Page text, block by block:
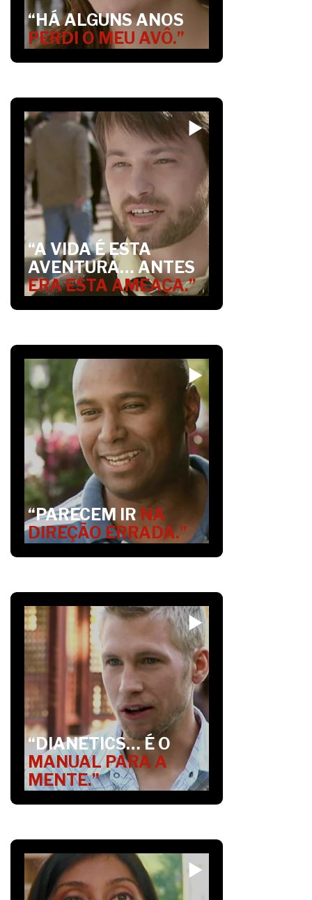
“HÁ ALGUNS ANOS
PERDI O MEU AVÔ.”
“A VIDA É ESTA
AVENTURA… ANTES
ERA ESTA AMEAÇA.”
“PARECEM IR NA
DIREÇÃO ERRADA.”
“DIANETICS… É O
MANUAL PARA A
MENTE.”